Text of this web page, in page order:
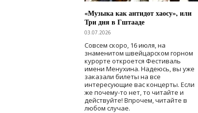
«Музыка как антидот хаосу», или
Три дня в Гштааде
03.07.2026
Совсем скоро, 16 июля, на
знаменитом швейцарском горном
курорте откроется Фестиваль
имени Менухина. Надеюсь, вы уже
заказали билеты на все
интересующие вас концерты. Если
же почему-то нет, то читайте и
действуйте! Впрочем, читайте в
любом случае.